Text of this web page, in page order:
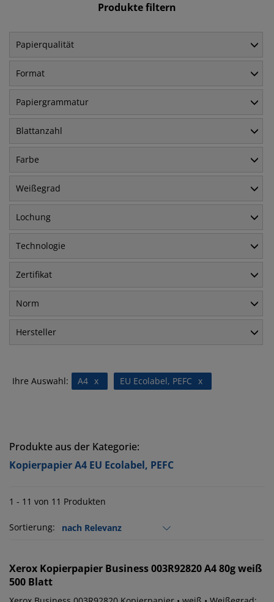
Produkte filtern
Papierqualität
Format
Papiergrammatur
Blattanzahl
Farbe
Weißegrad
Lochung
Technologie
Zertifikat
Norm
Hersteller
Ihre Auswahl: x
A4 x
EU Ecolabel, PEFC
Produkte aus der Kategorie:
Kopierpapier A4 EU Ecolabel, PEFC
1 - 11 von 11 Produkten
Sortierung:
Xerox Kopierpapier Business 003R92820 A4 80g weiß
500 Blatt